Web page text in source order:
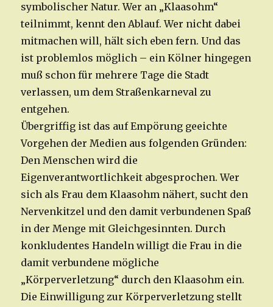
symbolischer Natur. Wer an „Klaasohm“
teilnimmt, kennt den Ablauf. Wer nicht dabei
mitmachen will, hält sich eben fern. Und das
ist problemlos möglich – ein Kölner hingegen
muß schon für mehrere Tage die Stadt
verlassen, um dem Straßenkarneval zu
entgehen.
Übergriffig ist das auf Empörung geeichte
Vorgehen der Medien aus folgenden Gründen:
Den Menschen wird die
Eigenverantwortlichkeit abgesprochen. Wer
sich als Frau dem Klaasohm nähert, sucht den
Nervenkitzel und den damit verbundenen Spaß
in der Menge mit Gleichgesinnten. Durch
konkludentes Handeln willigt die Frau in die
damit verbundene mögliche
„Körperverletzung“ durch den Klaasohm ein.
Die Einwilligung zur Körperverletzung stellt